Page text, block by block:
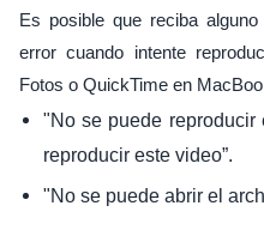
Es posible que reciba
error cuando intente
Fotos o QuickTime en
"No se puede reproducir
reproducir este video”.
"No se puede abrir el